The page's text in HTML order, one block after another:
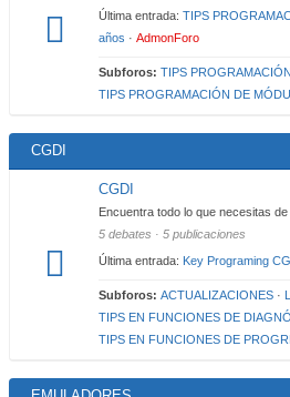
Última entrada: TIPS
años · AdmonForo
Subforos: TIPS
TIPS PROGRAMACIÓN DE
CGDI
CGDI
Encuentra todo lo que necesitas
5 debates · 5 publicaciones
Última entrada: Key Programing
Subforos: ACTUALIZACIONES ·
TIPS EN FUNCIONES DE
TIPS EN FUNCIONES DE